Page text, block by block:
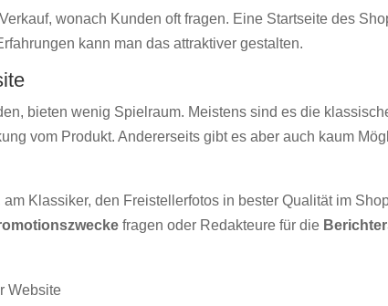
wonach Kunden oft fragen. Eine Startseite des
kann man das attraktiver gestalten.
bieten wenig Spielraum. Meistens sind es die
vom Produkt. Andererseits gibt es aber auch kaum
Klassiker, den Freistellerfotos in bester Qualität im
fragen oder Redakteure für die